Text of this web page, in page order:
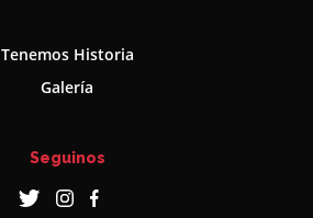
Tenemos Historia
Galería
Seguinos